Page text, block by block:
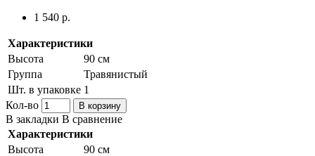
1 540 р.
Характеристики
Высота
90 см
Группа
Травянистый
Шт. в упаковке 1
Кол-во
В корзину
В закладки В сравнение
Характеристики
Высота
90 см